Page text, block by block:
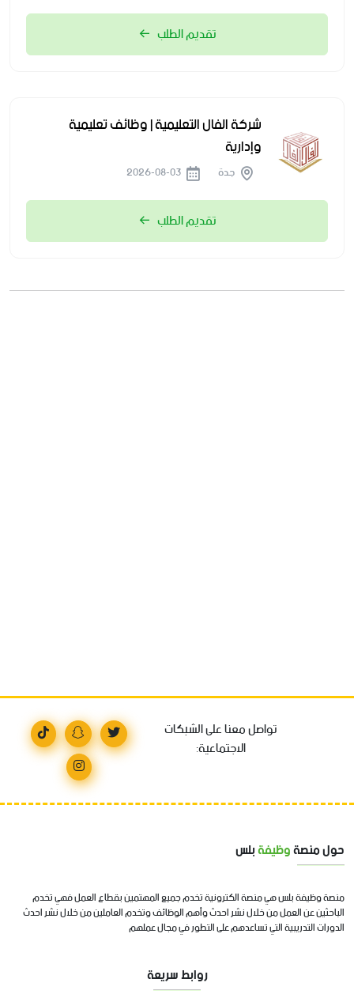
تقديم الطلب
شركة الفال التعليمية | وظائف تعليمية
وإدارية
جدة
تقديم الطلب
تواصل معنا على الشبكات
الاجتماعية:
حول منصةوظيفةبلس
منصة وظيفة بلس هي منصة الكترونية تخدم جميع المهتمين بقطاع العمل فهي تخدم
الباحثين عن العمل من خلال نشر احدث وأهم الوظائف وتخدم العاملين من خلال نشر احدث
الدورات التدريبية التي تساعدهم على التطور في مجال عملهم
روابط سريعة